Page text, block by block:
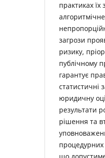
практиках
загрози
ризику,
публічному
гарантує
статистичні
юридичну
результати
рішення та
процедурних